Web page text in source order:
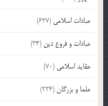
عبادات اسلامی (627)
عبادات و فروع دین (34)
عقاید اسلامی (70)
علما و بزرگان(224)